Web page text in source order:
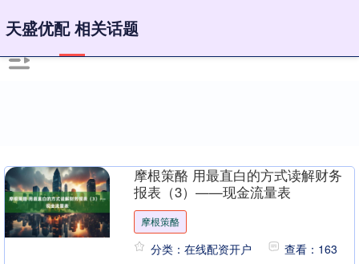
天盛优配 相关话题
摩根策酪 用最直白的方式读解财务
报表（3）——现金流量表
摩根策酪
分类：在线配资开户 查看：163